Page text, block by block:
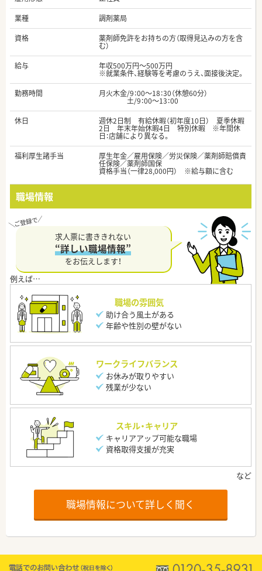
業種
調剤薬局
資格
薬剤師免許をお持ちの方（取得見込みの方を含
む）
給与
年収500万円～500万円
※就業条件、経験等を考慮のうえ、面接後決定。
勤務時間
月火木金/9：00～18：30（休憩60分）
土/9：00～13：00
休日
週休2日制 有給休暇（初年度10日） 夏季休暇
2日 年末年始休暇4日 特別休暇 ※年間休
日：店舗により異なる。
福利厚生諸手当
厚生年金／雇用保険／労災保険／薬剤師賠償責
任保険／薬剤師国保
資格手当（一律28,000円） ※給与額に含む
職場情報
求人票に書ききれない
“詳しい職場情報”
をお伝えします！
職場の雰囲気
助け合う風土がある
年齢や性別の壁がない
ワークライフバランス
お休みが取りやすい
残業が少ない
スキル・キャリア
キャリアアップ可能な職場
資格取得支援が充実
職場情報について詳しく聞く